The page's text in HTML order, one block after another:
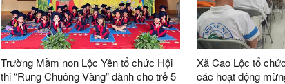
Trường Mầm non Lộc Yên tổ chức Hội
thi “Rung Chuông Vàng” dành cho trẻ 5
Xã Cao Lộc tổ
các hoạt động